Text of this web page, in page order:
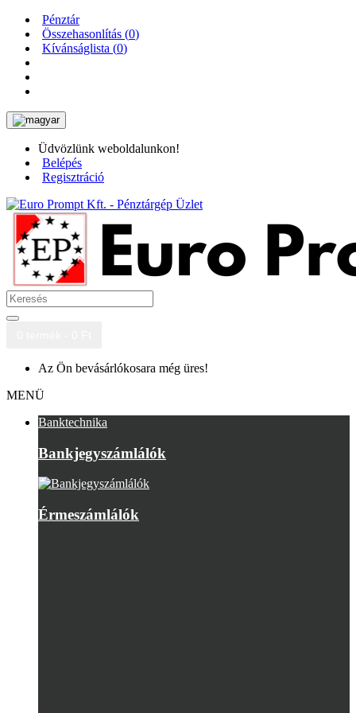
Pénztár
Összehasonlítás (0)
Kívánságlista (0)
Üdvözlünk weboldalunkon!
Belépés
Regisztráció
Az Ön bevásárlókosara még üres!
MENÜ
Banktechnika
Bankjegyszámlálók
Érmeszámlálók